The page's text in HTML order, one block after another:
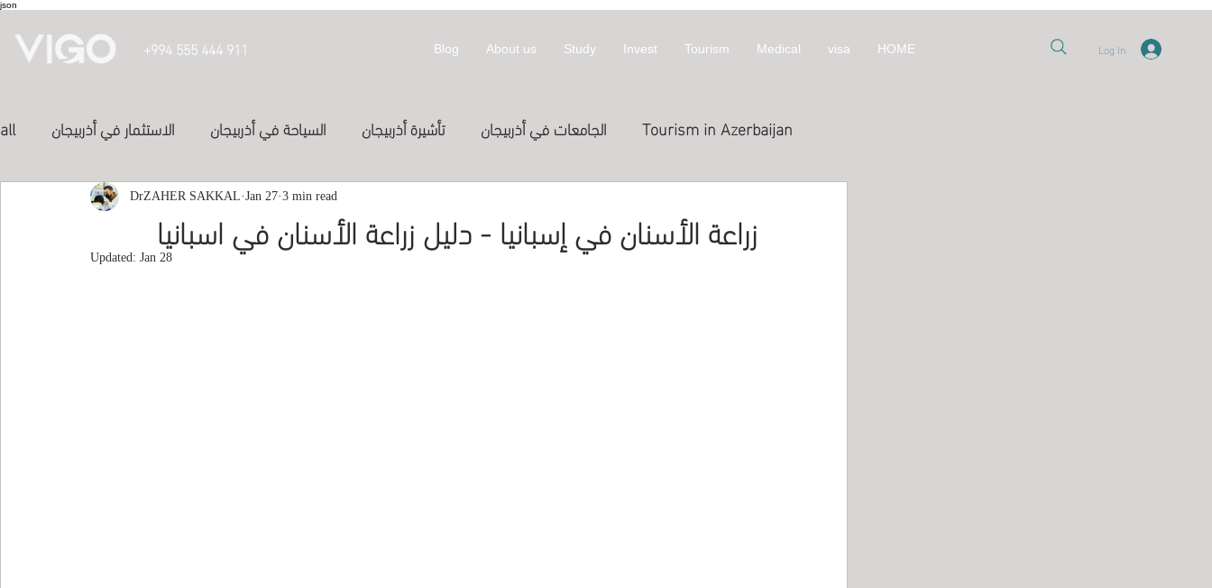
json
+994 555 444 911 HOME
visa
Medical
Tourism
Invest
Study
About us
Blog Log In
all الاستثمار في أذربيجان السياحة في أذربيجان تأشيرة أذربيجان الجامعات في أذربيجان Tourism in Azerbaijan
الدراسة في أذربيجان الفنادق في أذربيجان 投資亞塞拜然
المواصلات في اذربيجان
زراعة الأسنان في إسبانيا - دليل زراعة الأسنان في اسبانيا
DrZAHER SAKKAL Jan 273 min read
Updated:Jan 28